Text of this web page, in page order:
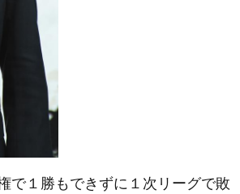
で１勝もできずに１次リーグで敗